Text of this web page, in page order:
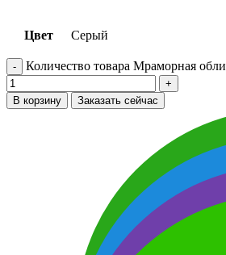
Цвет Серый
Количество товара Мраморная
В корзину Заказать сейчас